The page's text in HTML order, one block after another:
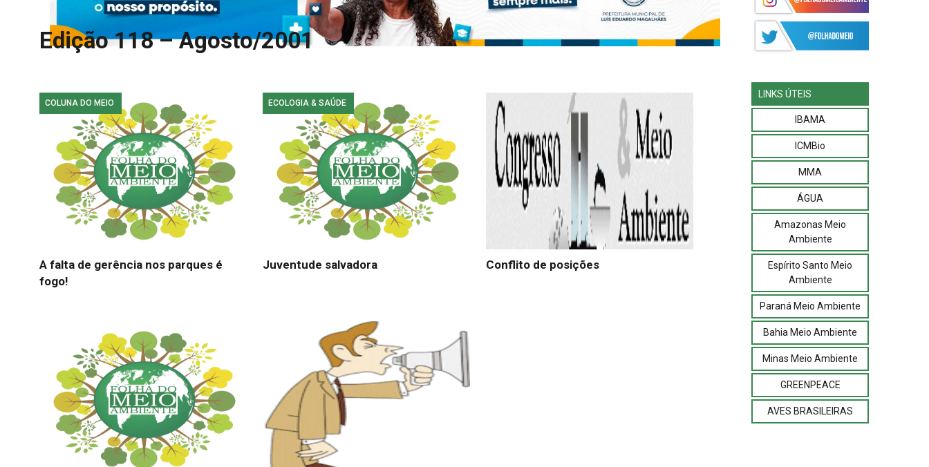
Edição 118 – Agosto/2001
COLUNA DO MEIO
A falta de gerência nos parques é
fogo!
ECOLOGIA & SAÚDE
Juventude salvadora Conflito de posições
LINKS ÚTEIS
IBAMA
ICMBio
MMA
ÁGUA
Amazonas Meio
Ambiente
Espírito Santo Meio
Ambiente
Paraná Meio Ambiente
Bahia Meio Ambiente
Minas Meio Ambiente
GREENPEACE
AVES BRASILEIRAS